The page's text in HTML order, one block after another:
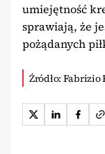
umiejętność
sprawiają, że
pożądanych
Źródło: Fabrizio